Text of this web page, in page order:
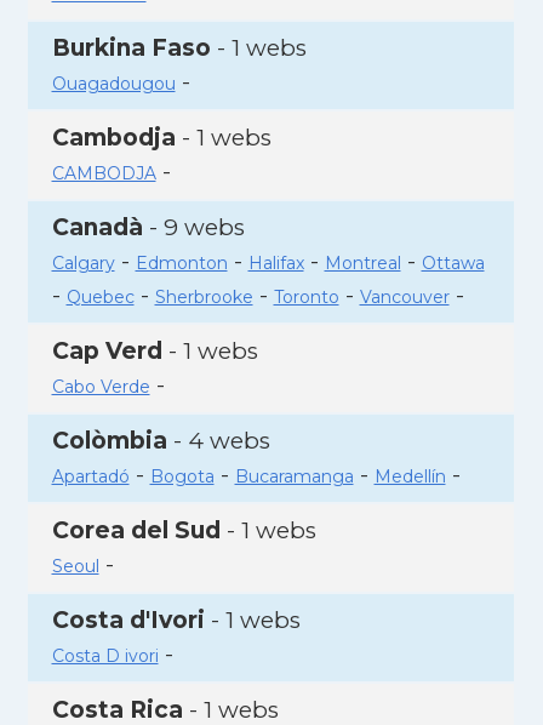
Burkina Faso - 1 webs
Ouagadougou -
Cambodja - 1 webs
CAMBODJA-
Canadà - 9 webs
Calgary- Edmonton - Halifax- Montreal - Ottawa
- Quebec- Sherbrooke - Toronto - Vancouver-
Cap Verd - 1 webs
Cabo Verde -
Colòmbia - 4 webs
Apartadó - Bogota - Bucaramanga - Medellín -
Corea del Sud - 1 webs
Seoul -
Costa d'Ivori - 1 webs
Costa D ivori -
Costa Rica - 1 webs